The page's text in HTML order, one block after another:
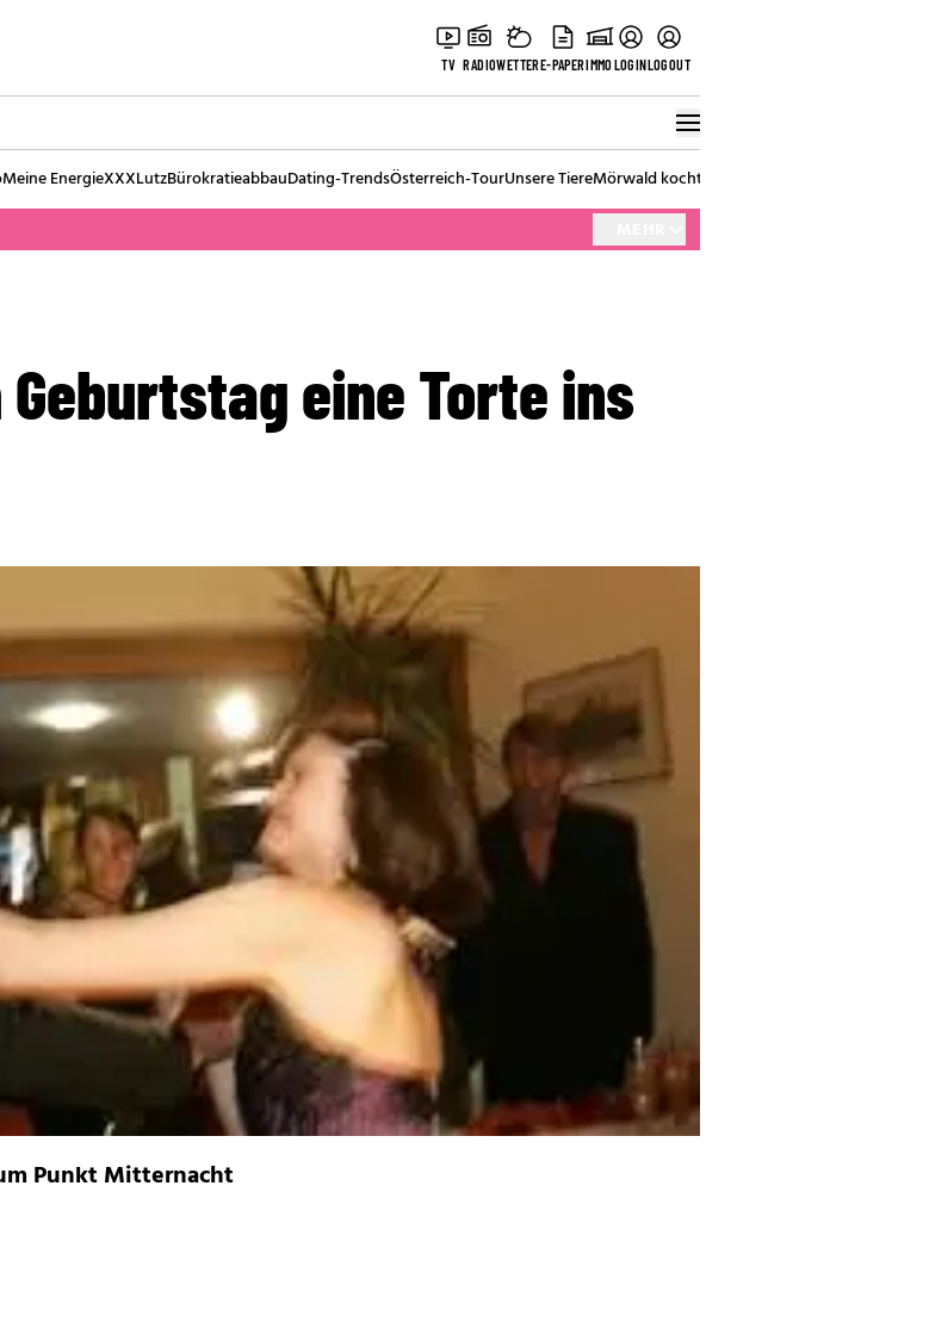
TV RADIOWETTERE-PAPERIMMOLOGINLOGOUT
Meine EnergieXXXLutzBürokratieabbauDating-TrendsÖsterreich-TourUnsere TiereMörwald kocht
eine Torte ins
Punkt Mitternacht